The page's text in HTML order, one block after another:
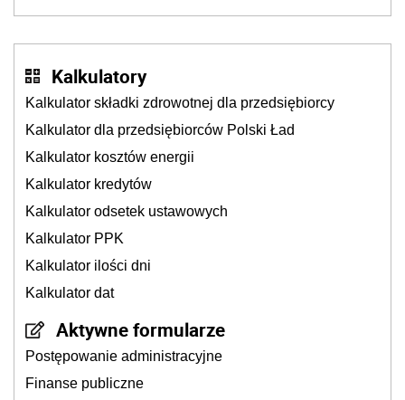
Kalkulatory
Kalkulator składki zdrowotnej dla przedsiębiorcy
Kalkulator dla przedsiębiorców Polski Ład
Kalkulator kosztów energii
Kalkulator kredytów
Kalkulator odsetek ustawowych
Kalkulator PPK
Kalkulator ilości dni
Kalkulator dat
Aktywne formularze
Postępowanie administracyjne
Finanse publiczne